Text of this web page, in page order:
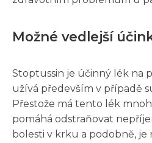
Možné vedlejší
Stoptussin je účinný lék na
užívá především v případě
Přestože má tento lék
pomáhá odstraňovat
bolesti v krku a podobně, je